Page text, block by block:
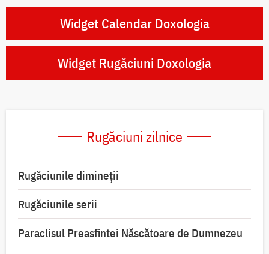
Widget Calendar Doxologia
Widget Rugăciuni Doxologia
Rugăciuni zilnice
Rugăciunile dimineții
Rugăciunile serii
Paraclisul Preasfintei Născătoare de Dumnezeu